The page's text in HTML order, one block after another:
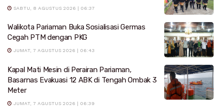
SABTU, 8 AGUSTUS 2026 | 06:37
Walikota Pariaman Buka Sosialisasi Germas
Cegah PTM dengan PKG
JUMAT, 7 AGUSTUS 2026 | 06:43
Kapal Mati Mesin di Perairan Pariaman,
Basarnas Evakuasi 12 ABK di Tengah Ombak 3
Meter
JUMAT, 7 AGUSTUS 2026 | 06:39